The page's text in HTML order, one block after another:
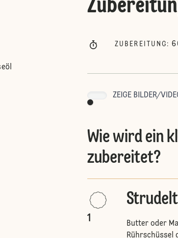
ZUBEREITUNG :
ZEIGE BILDER/
Wie wird ein
zubereitet?
1
Butter oder
Rührschüssel